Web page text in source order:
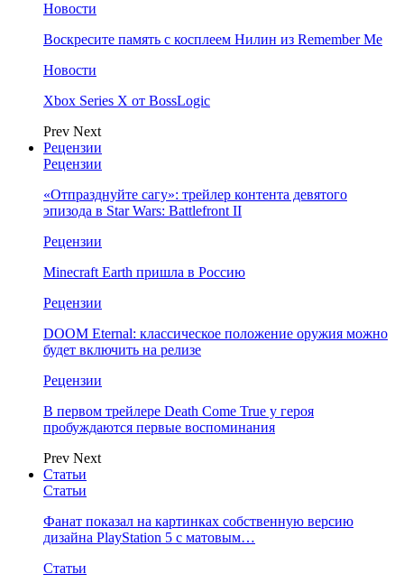
Новости
Воскресите память с косплеем Нилин из Remember Me
Новости
Xbox Series X от BossLogic
Prev Next
Рецензии
Рецензии
«Отпразднуйте сагу»: трейлер контента девятого
эпизода в Star Wars: Battlefront II
Рецензии
Minecraft Earth пришла в Россию
Рецензии
DOOM Eternal: классическое положение оружия можно
будет включить на релизе
Рецензии
В первом трейлере Death Come True у героя
пробуждаются первые воспоминания
Prev Next
Статьи
Статьи
Фанат показал на картинках собственную версию
дизайна PlayStation 5 с матовым…
Статьи